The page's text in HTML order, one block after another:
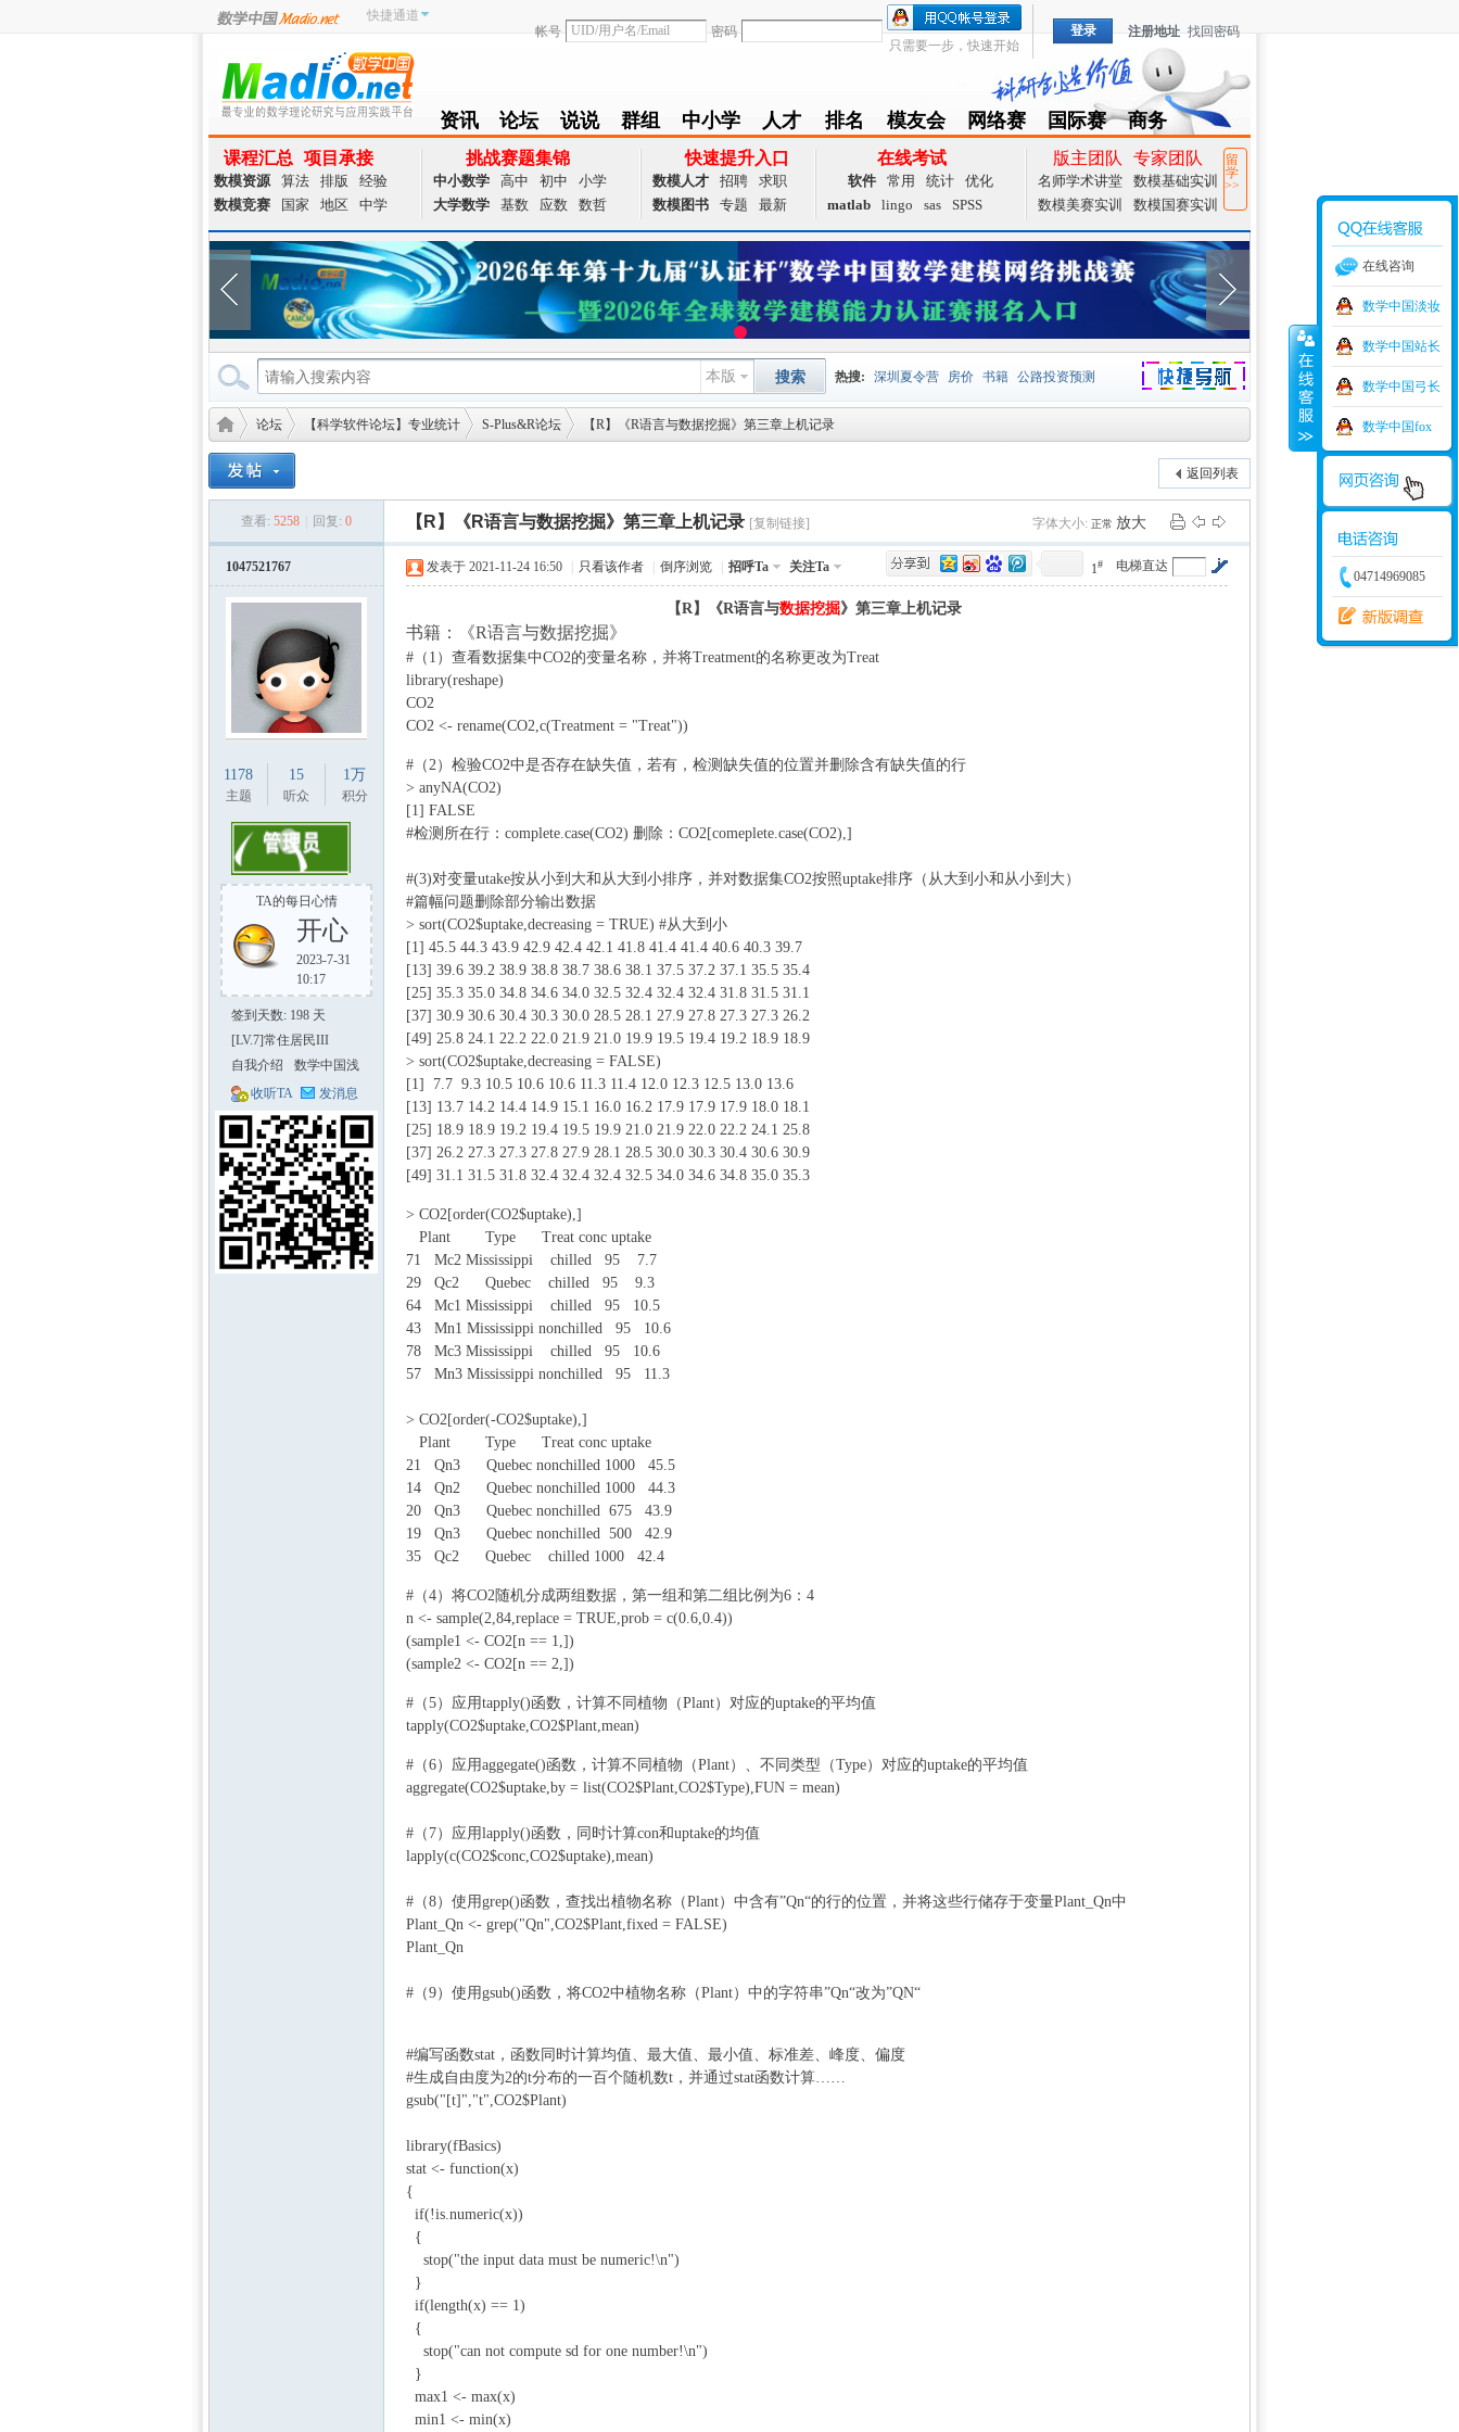
快捷通道
帐号
密码
只需要一步，快速开始
登录 注册地址 找回密码
资讯
NEWS
论坛
BBS
说说
Follow
群组
group
中小学
zxx
人才
achieve
排名
Ranklist
模友会
Club
网络赛
TZMCM
国际赛
CAMCM
商务
Special
课程汇总 项目承接
数模资源 算法 排版
经验
数模竞赛
国家 地区 中学
挑战赛题集锦
中小数学 高中 初中
小学
大学数学
基数 应数 数哲
快速提升入口
数模人才 招聘
求职
数模图书
专题 最新
在线考试
软件 常用 统计
优化
matlab
lingo sas SPSS
版主团队 专家团队
名师学术讲堂
数模基础实训
数模美赛实训
数模国赛实训
留
学
>>
捷导航
本版 搜索 热搜: 深圳夏令营 房价 书籍 公路投资预测
增加体力 比赛
成绩 挑战赛
建模
社
区-
论坛
›
【科学软件论坛】专业统计
›
S-Plus&R论坛
›
【R】《R语言与数据挖掘》第三章上机记录
返回列表
查看: 5258 回复: 0 【R】《R语言与数据挖掘》第三章上机记录 [复制链接] 字体大小: 正常 放大
1047521767
1178
主题
15
听众
1万
积分
TA的每日心情
开心
2023-7-31
10:17
签到天数: 198 天
[LV.7]常住居民III
自我介绍
数学中国浅
夏
收听TA 发消息
电梯直达
1#
发表于 2021-11-24 16:50 只看该作者 倒序浏览 招呼Ta 关注Ta
【R】《R语言与数据挖掘》第三章上机记录
书籍：《R语言与数据挖掘》
#（1）查看数据集中CO2的变量名称，并将Treatment的名称更改为Treat
library(reshape)
CO2
CO2 <- rename(CO2,c(Treatment = "Treat"))
#（2）检验CO2中是否存在缺失值，若有，检测缺失值的位置并删除含有缺失值的行
> anyNA(CO2)
[1] FALSE
#检测所在行：complete.case(CO2) 删除：CO2[comeplete.case(CO2),]
#(3)对变量utake按从小到大和从大到小排序，并对数据集CO2按照uptake排序（从大到小和从小到大）
#篇幅问题删除部分输出数据
> sort(CO2$uptake,decreasing = TRUE) #从大到小
[1] 45.5 44.3 43.9 42.9 42.4 42.1 41.8 41.4 41.4 40.6 40.3 39.7
[13] 39.6 39.2 38.9 38.8 38.7 38.6 38.1 37.5 37.2 37.1 35.5 35.4
[25] 35.3 35.0 34.8 34.6 34.0 32.5 32.4 32.4 32.4 31.8 31.5 31.1
[37] 30.9 30.6 30.4 30.3 30.0 28.5 28.1 27.9 27.8 27.3 27.3 26.2
[49] 25.8 24.1 22.2 22.0 21.9 21.0 19.9 19.5 19.4 19.2 18.9 18.9
> sort(CO2$uptake,decreasing = FALSE)
[1] 7.7 9.3 10.5 10.6 10.6 11.3 11.4 12.0 12.3 12.5 13.0 13.6
[13] 13.7 14.2 14.4 14.9 15.1 16.0 16.2 17.9 17.9 17.9 18.0 18.1
[25] 18.9 18.9 19.2 19.4 19.5 19.9 21.0 21.9 22.0 22.2 24.1 25.8
[37] 26.2 27.3 27.3 27.8 27.9 28.1 28.5 30.0 30.3 30.4 30.6 30.9
[49] 31.1 31.5 31.8 32.4 32.4 32.4 32.5 34.0 34.6 34.8 35.0 35.3
> CO2[order(CO2$uptake),]
Plant Type Treat conc uptake
71 Mc2 Mississippi chilled 95 7.7
29 Qc2 Quebec chilled 95 9.3
64 Mc1 Mississippi chilled 95 10.5
43 Mn1 Mississippi nonchilled 95 10.6
78 Mc3 Mississippi chilled 95 10.6
57 Mn3 Mississippi nonchilled 95 11.3
> CO2[order(-CO2$uptake),]
Plant Type Treat conc uptake
21 Qn3 Quebec nonchilled 1000 45.5
14 Qn2 Quebec nonchilled 1000 44.3
20 Qn3 Quebec nonchilled 675 43.9
19 Qn3 Quebec nonchilled 500 42.9
35 Qc2 Quebec chilled 1000 42.4
#（4）将CO2随机分成两组数据，第一组和第二组比例为6：4
n <- sample(2,84,replace = TRUE,prob = c(0.6,0.4))
(sample1 <- CO2[n == 1,])
(sample2 <- CO2[n == 2,])
#（5）应用tapply()函数，计算不同植物（Plant）对应的uptake的平均值
tapply(CO2$uptake,CO2$Plant,mean)
#（6）应用aggegate()函数，计算不同植物（Plant）、不同类型（Type）对应的uptake的平均值
aggregate(CO2$uptake,by = list(CO2$Plant,CO2$Type),FUN = mean)
#（7）应用lapply()函数，同时计算con和uptake的均值
lapply(c(CO2$conc,CO2$uptake),mean)
#（8）使用grep()函数，查找出植物名称（Plant）中含有”Qn“的行的位置，并将这些行储存于变量Plant_Qn中
Plant_Qn <- grep("Qn",CO2$Plant,fixed = FALSE)
Plant_Qn
#（9）使用gsub()函数，将CO2中植物名称（Plant）中的字符串”Qn“改为”QN“
#编写函数stat，函数同时计算均值、最大值、最小值、标准差、峰度、偏度
#生成自由度为2的t分布的一百个随机数t，并通过stat函数计算……
gsub("[t]","t",CO2$Plant)
library(fBasics)
stat <- function(x)
{
if(!is.numeric(x))
{
stop("the input data must be numeric!\n")
}
if(length(x) == 1)
{
stop("can not compute sd for one number!\n")
}
max1 <- max(x)
min1 <- min(x)
在线咨询
数学中国淡妆
数学中国站长
数学中国弓长
数学中国fox
04714969085